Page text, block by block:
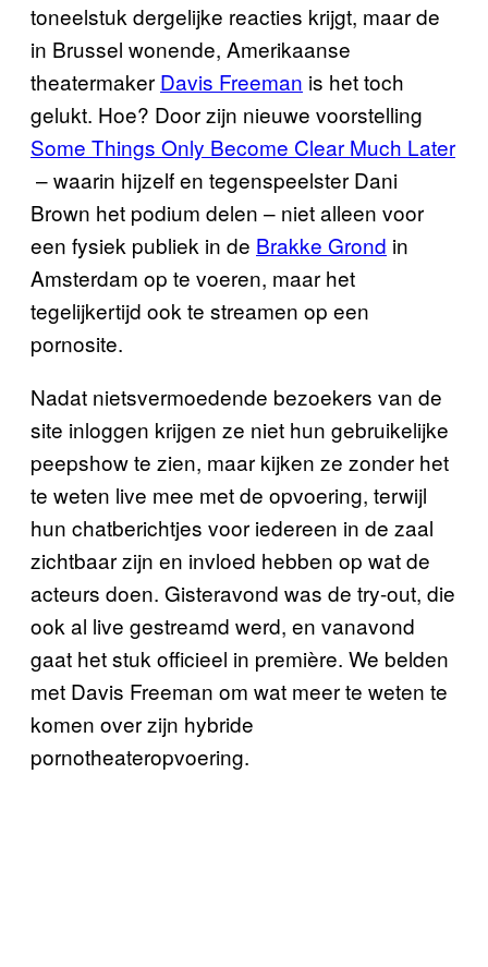
toneelstuk dergelijke reacties krijgt, maar de
in Brussel wonende, Amerikaanse
theatermaker Davis Freeman is het toch
gelukt. Hoe? Door zijn nieuwe voorstelling
Some Things Only Become Clear Much Later
– waarin hijzelf en tegenspeelster Dani
Brown het podium delen – niet alleen voor
een fysiek publiek in de Brakke Grond in
Amsterdam op te voeren, maar het
tegelijkertijd ook te streamen op een
pornosite.
Nadat nietsvermoedende bezoekers van de
site inloggen krijgen ze niet hun gebruikelijke
peepshow te zien, maar kijken ze zonder het
te weten live mee met de opvoering, terwijl
hun chatberichtjes voor iedereen in de zaal
zichtbaar zijn en invloed hebben op wat de
acteurs doen. Gisteravond was de try-out, die
ook al live gestreamd werd, en vanavond
gaat het stuk officieel in première. We belden
met Davis Freeman om wat meer te weten te
komen over zijn hybride
pornotheateropvoering.